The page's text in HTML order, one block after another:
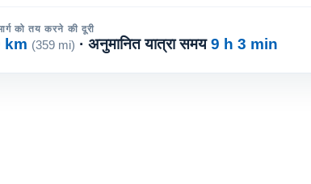
को तय करने की दूरी
km (359 mi) · अनुमानित यात्रा समय9 h 3 min